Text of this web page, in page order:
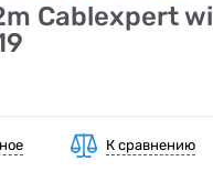
Cablexpert
К сравнению